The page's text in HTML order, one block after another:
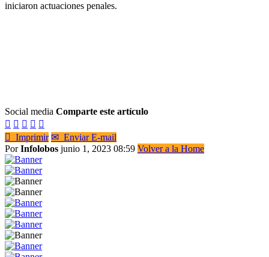
iniciaron actuaciones penales.
Social media Comparte este artículo
    
 Imprimir ✉ Enviar E-mail
PorInfolobos junio 1, 2023 08:59 Volver a la Home